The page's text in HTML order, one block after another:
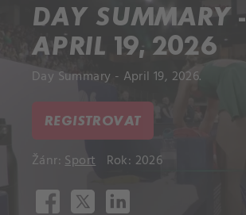
DAY SUMMARY -
APRIL 19, 2026
Day Summary - April 19, 2026.
REGISTROVAT
Žánr: Sport Rok: 2026